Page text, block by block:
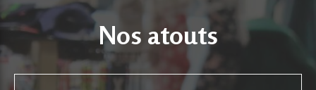
Nos atouts